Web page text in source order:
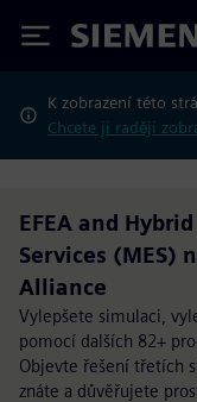
Siemens
K zobrazení této
Chcete ji raději
EFEA and
Services (MES)
Alliance
Vylepšete simulaci,
pomocí dalších 82+
Objevte řešení třetích
znáte a důvěřujete